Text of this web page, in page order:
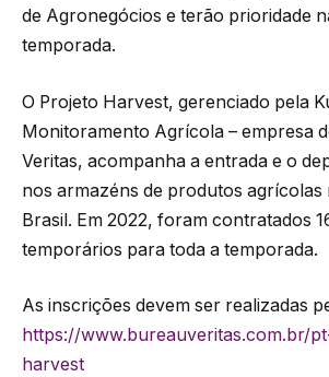
de Agronegócios e terão prioridade
temporada.
O Projeto Harvest, gerenciado pela
Monitoramento Agrícola – empresa
Veritas, acompanha a entrada e o
nos armazéns de produtos agrícolas
Brasil. Em 2022, foram contratados
temporários para toda a temporada.
As inscrições devem ser realizadas
https://www.bureauveritas.com.br/
harvest